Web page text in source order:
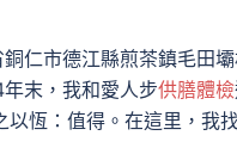
仁市德江縣煎茶鎮毛田
末，我和愛人步供膳體檢
恆：值得。在這里，我